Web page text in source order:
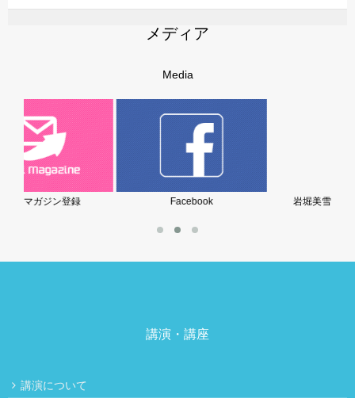
メディア
Media
Facebook 岩堀美雪の子育てブログ
講演・講座
講演について